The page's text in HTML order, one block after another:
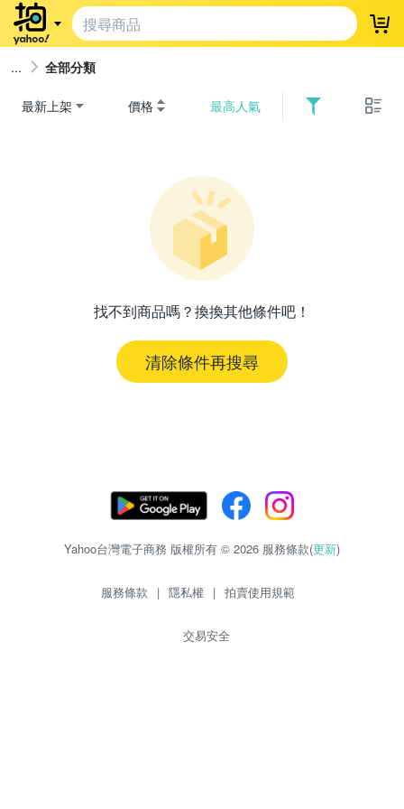
登
全部分類
最新上架 價格 最高人氣
找不到商品嗎？換換其他條件吧！
清除條件再搜尋
Yahoo台灣電子商務 版權所有 © 2026 服務條款(更新)
服務條款 | 隱私權 | 拍賣使用規範
交易安全